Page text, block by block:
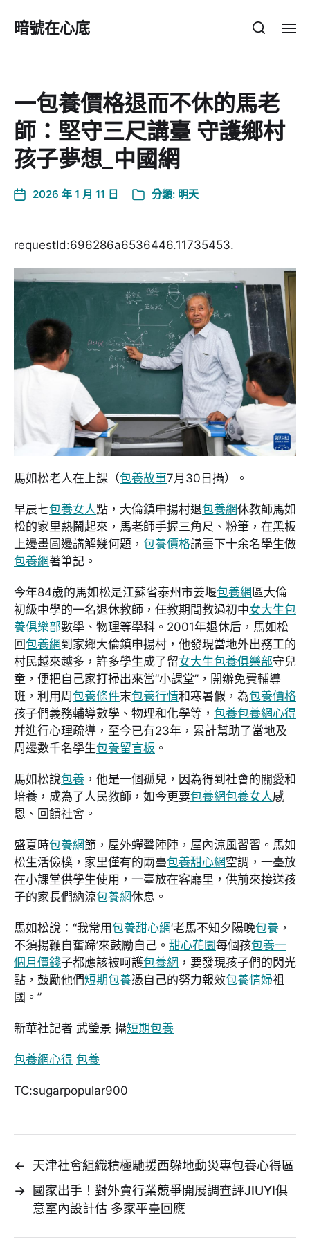
暗號在心底
一包養價格退而不休的馬老
師：堅守三尺講臺 守護鄉村
孩子夢想_中國網
2026 年 1 月 11 日 分類: 明天
requestId:696286a6536446.11735453.
馬如松老人在上課（包養故事7月30日攝）。
早晨七包養女人點，大倫鎮申揚村退包養網休教師馬如
松的家里熱鬧起來，馬老師手握三角尺、粉筆，在黑板
上邊畫圖邊講解幾何題， 包養價格講臺下十余名學生做
包養網著筆記。
今年84歲的馬如松是江蘇省泰州市姜堰包養網區大倫
初級中學的一名退休教師，任教期間教過初中女大生包
養俱樂部數學、物理等學科。2001年退休后，馬如松
回包養網到家鄉大倫鎮申揚村，他發現當地外出務工的
村民越來越多，許多學生成了留女大生包養俱樂部守兒
童，便把自己家打掃出來當“小課堂”，開辦免費輔導
班，利用周包養條件末包養行情和寒暑假，為包養價格
孩子們義務輔導數學、物理和化學等， 包養包養網心得
并進行心理疏導，至今已有23年，累計幫助了當地及
周邊數千名學生包養留言板 。
馬如松說包養 ，他是一個孤兒，因為得到社會的關愛和
培養，成為了人民教師，如今更要包養網包養女人感
恩、回饋社會。
盛夏時包養網節，屋外蟬聲陣陣，屋內涼風習習。馬如
松生活儉樸，家里僅有的兩臺包養甜心網空調，一臺放
在小課堂供學生使用，一臺放在客廳里，供前來接送孩
子的家長們納涼包養網休息。
馬如松說：“我常用包養甜心網‘老馬不知夕陽晚包養 ，
不須揚鞭自奮蹄’來鼓勵自己。 甜心花園每個孩包養一
個月價錢子都應該被呵護包養網 ，要發現孩子們的閃光
點，鼓勵他們短期包養憑自己的努力報效包養情婦祖
國。”
新華社記者 武瑩景 攝短期包養
包養網心得 包養
TC:sugarpopular900
←
天津社會組織積極馳援西躲地動災專包養心得區
→
國家出手！對外賣行業競爭開展調查評JIUYI俱
意室內設計估 多家平臺回應